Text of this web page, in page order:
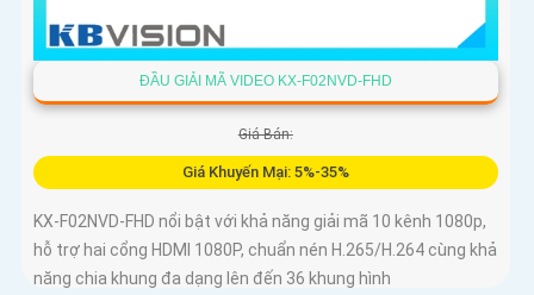
ĐẦU GIẢI MÃ VIDEO KX-F02NVD-FHD
Giá Bán:
Giá Khuyến Mại: 5%-35%
KX-F02NVD-FHD nổi bật với khả năng giải mã 10 kênh 1080p,
hỗ trợ hai cổng HDMI 1080P, chuẩn nén H.265/H.264 cùng khả
năng chia khung đa dạng lên đến 36 khung hình